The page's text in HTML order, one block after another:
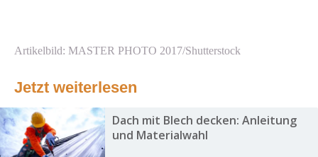
Artikelbild: MASTER PHOTO 2017/Shutterstock
Jetzt weiterlesen
Dach mit Blech decken: Anleitung
und Materialwahl